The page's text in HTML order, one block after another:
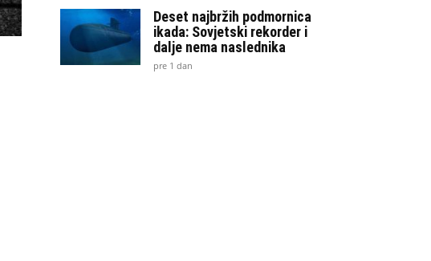
Deset najbržih podmornica
ikada: Sovjetski rekorder i
dalje nema naslednika
pre 1 dan